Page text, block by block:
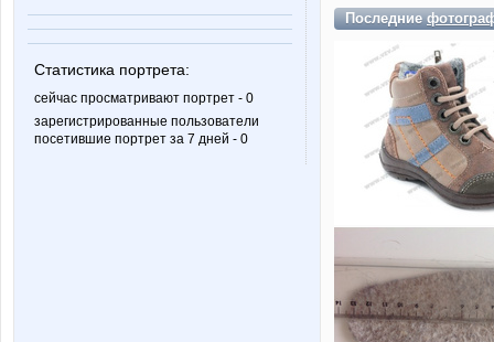
Статистика портрета:
сейчас просматривают портрет - 0
зарегистрированные пользователи
посетившие портрет за 7 дней - 0
Последние